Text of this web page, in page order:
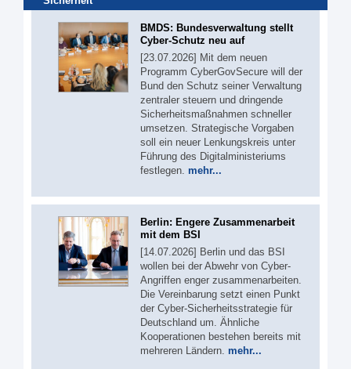
BMDS: Bundesverwaltung stellt
Cyber-Schutz neu auf
[23.07.2026] Mit dem neuen
Programm CyberGovSecure will der
Bund den Schutz seiner Verwaltung
zentraler steuern und dringende
Sicherheitsmaßnahmen schneller
umsetzen. Strategische Vorgaben
soll ein neuer Lenkungskreis unter
Führung des Digitalministeriums
festlegen. mehr...
Berlin: Engere Zusammenarbeit
mit dem BSI
[14.07.2026] Berlin und das BSI
wollen bei der Abwehr von Cyber-
Angriffen enger zusammenarbeiten.
Die Vereinbarung setzt einen Punkt
der Cyber-Sicherheitsstrategie für
Deutschland um. Ähnliche
Kooperationen bestehen bereits mit
mehreren Ländern. mehr...